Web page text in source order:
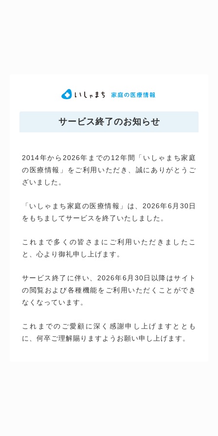
サービス終了のお知らせ
2014年から2026年までの12年間「いしゃまち家庭
の医療情報」をご利用いただき、誠にありがとうご
ざいました。
「いしゃまち家庭の医療情報」は、2026年6月30日
をもちましてサービスを終了いたしました。
これまで多くの皆さまにご利用いただきましたこ
と、心より御礼申し上げます。
サービス終了に伴い、2026年6月30日以降はサイト
の閲覧および各種機能をご利用いただくことができ
なくなっています。
これまでのご愛顧に深く感謝申し上げますととも
に、何卒ご理解賜りますようお願い申し上げます。